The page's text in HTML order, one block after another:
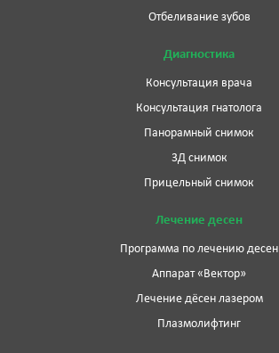
Отбеливание зубов
Диагностика
Консультация врача
Консультация гнатолога
Панорамный снимок
3Д снимок
Прицельный снимок
Лечение десен
Программа по лечению десен
Аппарат «Вектор»
Лечение дёсен лазером
Плазмолифтинг